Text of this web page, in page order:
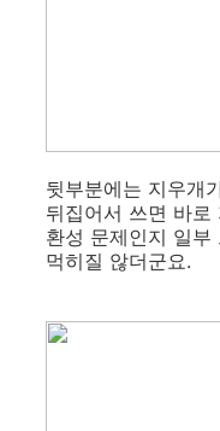
뒷부분에는 지우개
뒤집어서 쓰면 바로
환성 문제인지 일
먹히질 않더군요.